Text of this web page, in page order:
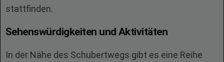
stattfinden.
Sehenswürdigkeiten und Aktivitäten
In der Nähe des Schubertwegs gibt es eine Reihe